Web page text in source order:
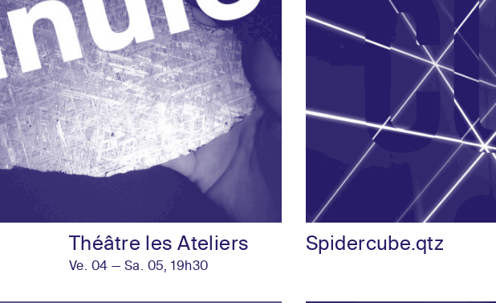
Théâtre les Ateliers
Ve. 04 — Sa. 05, 19h30
Spidercube.qtz